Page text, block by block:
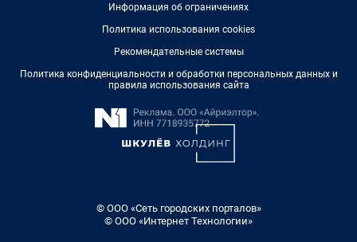
Информация об ограничениях
Политика использования cookies
Рекомендательные системы
Политика конфиденциальности и обработки персональных данных и
правила использования сайта
© ООО «Сеть городских порталов»
© ООО «Интернет Технологии»